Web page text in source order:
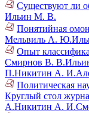
Существуют ли
Ильин М. В.
Понятийная
Мельвиль А. Ю.
Опыт
Смирнов В. В.
П.Никитин А. И.
Политическая
Круглый стол
А.Никитин А. И.